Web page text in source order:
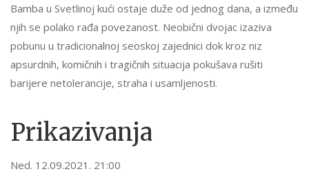
Bamba u Svetlinoj kući ostaje duže od jednog dana, a između
njih se polako rađa povezanost. Neobični dvojac izaziva
pobunu u tradicionalnoj seoskoj zajednici dok kroz niz
apsurdnih, komičnih i tragičnih situacija pokušava rušiti
barijere netolerancije, straha i usamljenosti.
Prikazivanja
Ned. 12.09.2021. 21:00